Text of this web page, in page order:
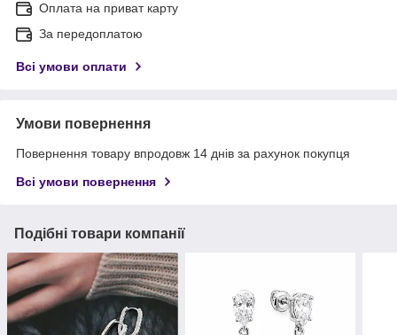
Оплата на приват карту
За передоплатою
Всі умови оплати
Умови повернення
Повернення товару впродовж 14 днів за рахунок покупця
Всі умови повернення
Подібні товари компанії